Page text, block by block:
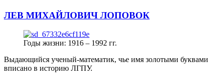
ЛЕВ МИХАЙЛОВИЧ ЛОПОВОК
Годы жизни: 1916 – 1992 гг.
Выдающийся ученый-математик, чье имя золотыми буквами
вписано в историю ЛГПУ.